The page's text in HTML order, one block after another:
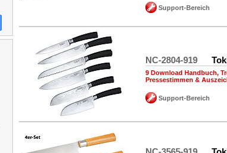
Support-Bereich
NC-2804-919
9 Download Handbuch,
Pressestimmen &
Support-Bereich